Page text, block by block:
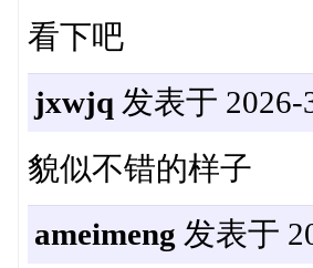
看下吧
jxwjq 发表于 2026-
貌似不错的样子
ameimeng 发表于